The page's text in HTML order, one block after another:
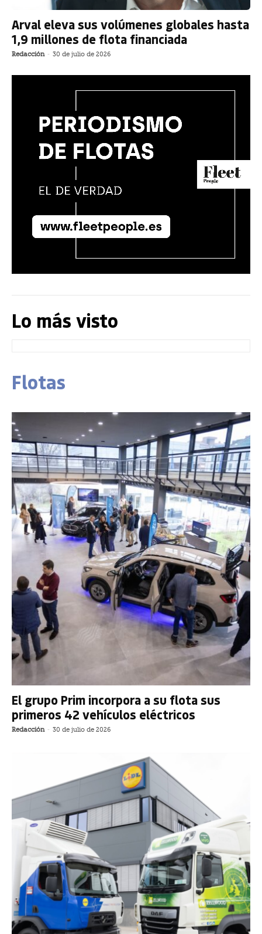
Arval eleva sus volúmenes globales hasta
1,9 millones de flota financiada
Redacción - 30 de julio de 2026
Lo más visto
Flotas
El grupo Prim incorpora a su flota sus
primeros 42 vehículos eléctricos
Redacción - 30 de julio de 2026